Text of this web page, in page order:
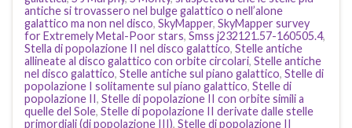
antiche si trovassero nel bulge galattico o nell’alone
galattico ma non nel disco, SkyMapper, SkyMapper survey
for Extremely Metal-Poor stars, Smss j232121.57-160505.4,
Stella di popolazione II nel disco galattico, Stelle antiche
allineate al disco galattico con orbite circolari, Stelle antiche
nel disco galattico, Stelle antiche sul piano galattico, Stelle di
popolazione I solitamente sul piano galattico, Stelle di
popolazione II, Stelle di popolazione II con orbite simili a
quelle del Sole, Stelle di popolazione II derivate dalle stelle
primordiali (di popolazione III), Stelle di popolazione II